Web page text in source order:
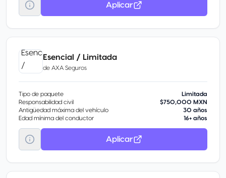
Aplicar
Esencial / Limitada
de AXA Seguros
Tipo de paquete
Limitada
Responsabilidad civil
$750,000 MXN
Antigüedad máxima del vehículo
30 años
Edad mínima del conductor
16+ años
Aplicar